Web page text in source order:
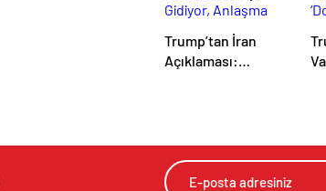
Trump’tan İran
Açıklaması: